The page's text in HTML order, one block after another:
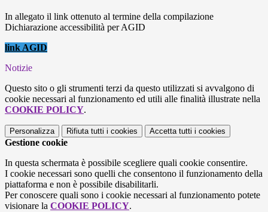
In allegato il link ottenuto al termine della compilazione
Dichiarazione accessibilità per AGID
link AGID
Notizie
Questo sito o gli strumenti terzi da questo utilizzati si avvalgono di
cookie necessari al funzionamento ed utili alle finalità illustrate nella
COOKIE POLICY.
Personalizza Rifiuta tutti i cookies Accetta tutti i cookies
Gestione cookie
In questa schermata è possibile scegliere quali cookie consentire.
I cookie necessari sono quelli che consentono il funzionamento della
piattaforma e non è possibile disabilitarli.
Per conoscere quali sono i cookie necessari al funzionamento potete
visionare la COOKIE POLICY.